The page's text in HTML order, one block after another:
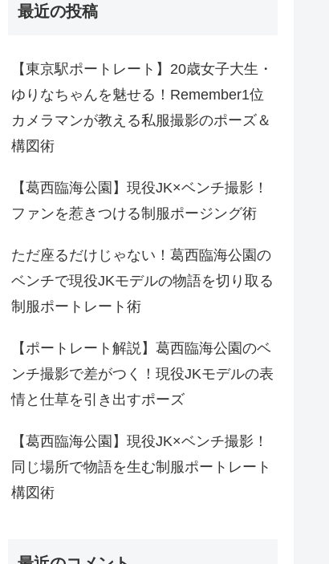
最近の投稿
【東京駅ポートレート】20歳女子大生・
ゆりなちゃんを魅せる！Remember1位
カメラマンが教える私服撮影のポーズ＆
構図術
【葛西臨海公園】現役JK×ベンチ撮影！
ファンを惹きつける制服ポージング術
ただ座るだけじゃない！葛西臨海公園の
ベンチで現役JKモデルの物語を切り取る
制服ポートレート術
【ポートレート解説】葛西臨海公園のベ
ンチ撮影で差がつく！現役JKモデルの表
情と仕草を引き出すポーズ
【葛西臨海公園】現役JK×ベンチ撮影！
同じ場所で物語を生む制服ポートレート
構図術